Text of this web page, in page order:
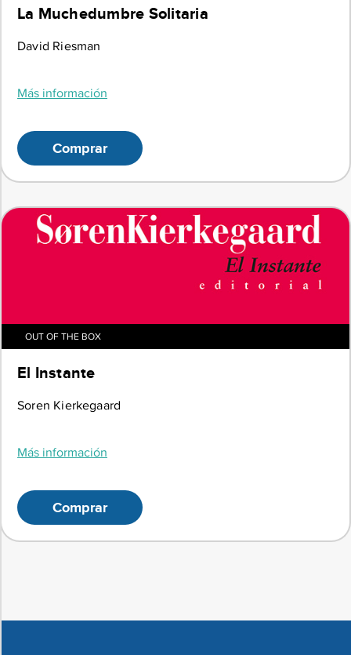
La Muchedumbre Solitaria
David Riesman
Más información
Comprar
OUT OF THE BOX
El Instante
Soren Kierkegaard
Más información
Comprar